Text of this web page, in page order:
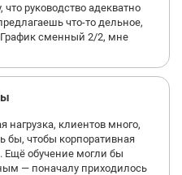
руководство адекватно
что-то дельное,
График сменный 2/2, мне
нагрузка, клиентов много,
бы, чтобы корпоративная
Ещё обучение могли бы
— поначалу приходилось